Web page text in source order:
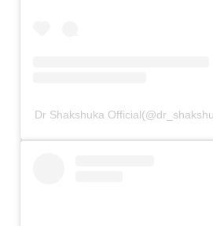
Dr Shakshuka